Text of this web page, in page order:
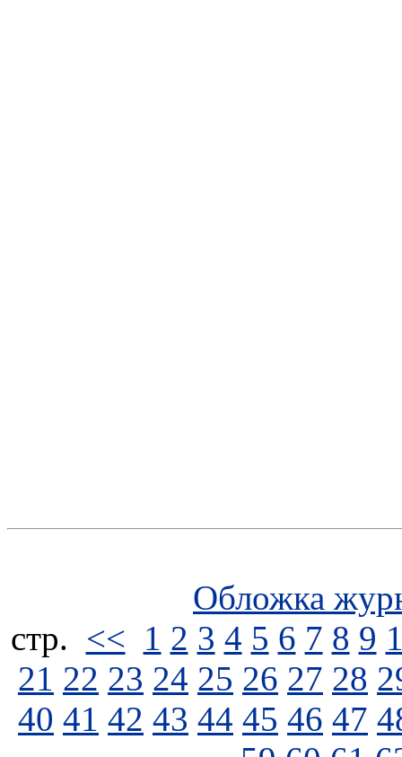
Обложка
стp. << 1 2 3 4 5 6 7 8 9
21 22 23 24 25 26 27 28
40 41 42 43 44 45 46 47